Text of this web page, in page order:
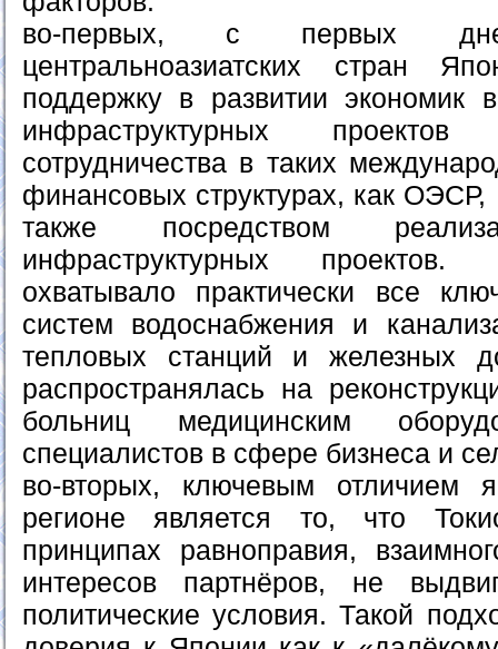
во-первых, с первых
центральноазиатских стран
поддержку в развитии экономик
инфраструктурных
сотрудничества в таких
финансовых структурах, как
также посредством
инфраструктурных проектов.
охватывало практически все
систем водоснабжения и
тепловых станций и железных
распространялась на
больниц медицинским
специалистов в сфере бизнеса и
во-вторых, ключевым отличием
регионе является то, что
принципах равноправия,
интересов партнёров, не
политические условия. Такой